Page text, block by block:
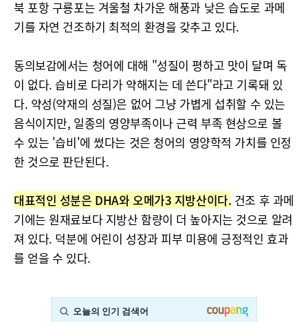
북 포항 구룡포는 겨울철 차가운 해풍과 낮은 습도로 과메
기를 자연 건조하기 최적의 환경을 갖추고 있다.
동의보감에서는 청어에 대해 "성질이 평하고 맛이 달며 독
이 없다. 습비로 다리가 약해지는 데 쓴다"라고 기록돼 있
다. 약성(약재의 성질)은 없어 그냥 가볍게 섭취할 수 있는
음식이지만, 일종의 영양부족이나 근력 부족 현상으로 볼
수 있는 '습비'에 썼다는 것은 청어의 영양학적 가치를 인정
한 것으로 판단된다.
대표적인 성분은 DHA와 오메가3 지방산이다. 건조 후 과메
기에는 원재료보다 지방산 함량이 더 높아지는 것으로 알려
져 있다. 덕분에 어린이 성장과 피부 미용에 긍정적인 효과
를 얻을 수 있다.